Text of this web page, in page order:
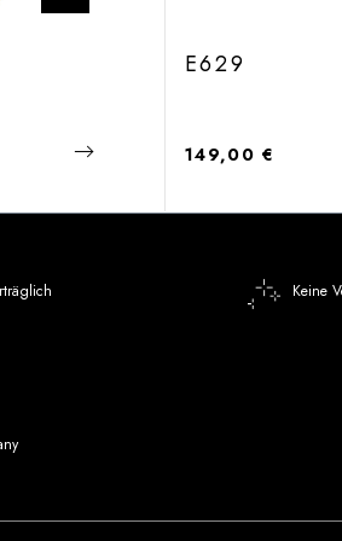
E629
Regulärer Preis:
149,00 €
Keine